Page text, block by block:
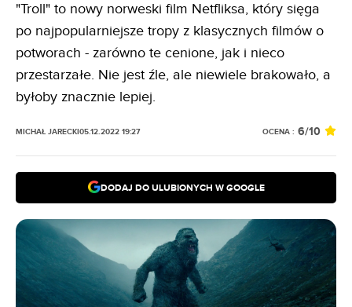
"Troll" to nowy norweski film Netfliksa, który sięga
po najpopularniejsze tropy z klasycznych filmów o
potworach - zarówno te cenione, jak i nieco
przestarzałe. Nie jest źle, ale niewiele brakowało, a
byłoby znacznie lepiej.
MICHAŁ JARECKI05.12.2022 19:27 OCENA : 6/10
DODAJ DO ULUBIONYCH W GOOGLE